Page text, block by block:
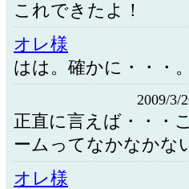
これできたよ！
オレ様
はは。確かに・・・。
2009/3/
正直に言えば・・・
ームってなかなかな
オレ様